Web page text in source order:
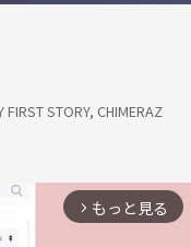
FIRST STORY, CHIMERAZ
arrow_forward_ios もっと見る